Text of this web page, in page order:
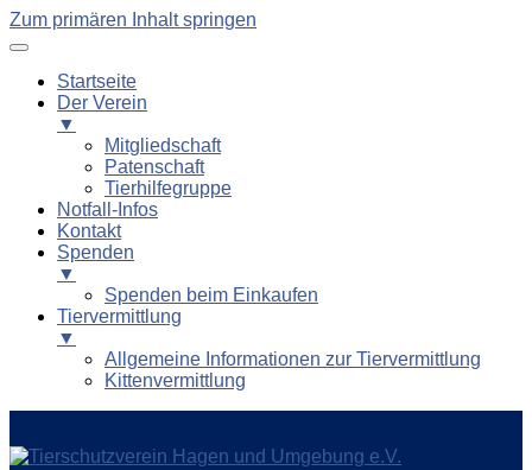
Zum primären Inhalt springen
Startseite
Der Verein
▼
Mitgliedschaft
Patenschaft
Tierhilfegruppe
Notfall-Infos
Kontakt
Spenden
▼
Spenden beim Einkaufen
Tiervermittlung
▼
Allgemeine Informationen zur Tiervermittlung
Kittenvermittlung